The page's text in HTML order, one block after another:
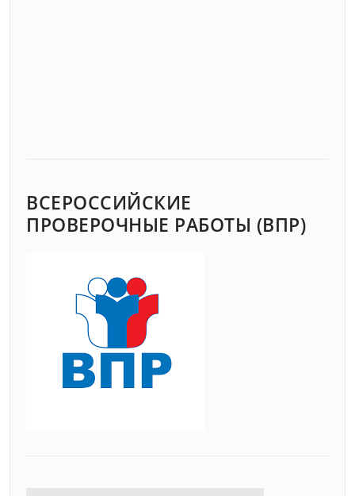
ВСЕРОССИЙСКИЕ
ПРОВЕРОЧНЫЕ РАБОТЫ (ВПР)